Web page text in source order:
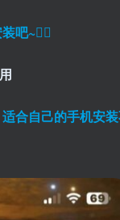
吧~👈🏼
合自己的手机安